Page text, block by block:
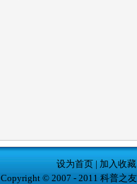
设为首页| 加入收藏
Copyright © 2007 - 2011 科普之